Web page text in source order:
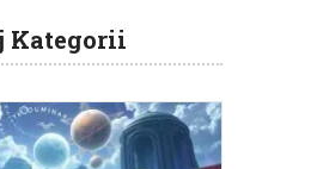
Kategorii